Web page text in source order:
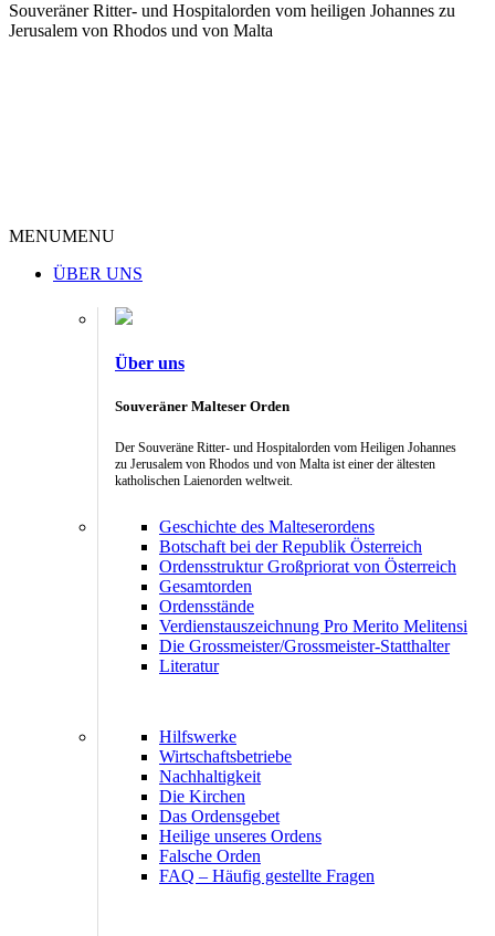
Souveräner Ritter- und Hospitalorden vom heiligen Johannes zu
Jerusalem von Rhodos und von Malta
MENUMENU
ÜBER UNS
Über uns
Souveräner Malteser Orden
Der Souveräne Ritter- und Hospitalorden vom Heiligen Johannes
zu Jerusalem von Rhodos und von Malta ist einer der ältesten
katholischen Laienorden weltweit.
Geschichte des Malteserordens
Botschaft bei der Republik Österreich
Ordensstruktur Großpriorat von Österreich
Gesamtorden
Ordensstände
Verdienstauszeichnung Pro Merito Melitensi
Die Grossmeister/Grossmeister-Statthalter
Literatur
Hilfswerke
Wirtschaftsbetriebe
Nachhaltigkeit
Die Kirchen
Das Ordensgebet
Heilige unseres Ordens
Falsche Orden
FAQ – Häufig gestellte Fragen